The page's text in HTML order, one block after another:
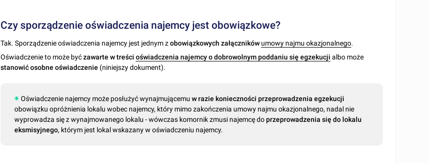
Czy sporządzenie oświadczenia najemcy jest obowiązkowe?
Tak. Sporządzenie oświadczenia najemcy jest jednym zobowiązkowych załączników umowy najmu okazjonalnego.
Oświadczenie to może byćzawarte w treścioświadczenia najemcy o dobrowolnym poddaniu się egzekucji albo może
stanowić osobne oświadczenie (niniejszy dokument).
Oświadczenie najemcy może posłużyć wynajmującemuw razie konieczności przeprowadzenia egzekucji
obowiązku opróżnienia lokalu wobec najemcy, który mimo zakończenia umowy najmu okazjonalnego, nadal nie
wyprowadza się z wynajmowanego lokalu - wówczas komornik zmusi najemcę doprzeprowadzenia się do lokalu
eksmisyjnego, którym jest lokal wskazany w oświadczeniu najemcy.